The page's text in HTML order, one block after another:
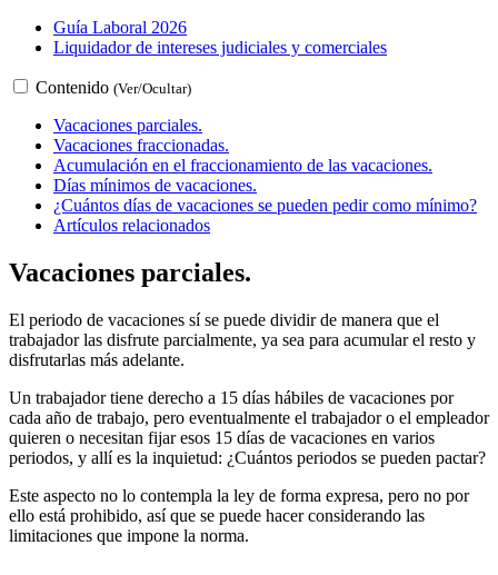
Guía Laboral 2026
Liquidador de intereses judiciales y comerciales
Contenido (Ver/Ocultar)
Vacaciones parciales.
Vacaciones fraccionadas.
Acumulación en el fraccionamiento de las vacaciones.
Días mínimos de vacaciones.
¿Cuántos días de vacaciones se pueden pedir como mínimo?
Artículos relacionados
Vacaciones parciales.
El periodo de vacaciones sí se puede dividir de manera que el
trabajador las disfrute parcialmente, ya sea para acumular el resto y
disfrutarlas más adelante.
Un trabajador tiene derecho a 15 días hábiles de vacaciones por
cada año de trabajo, pero eventualmente el trabajador o el empleador
quieren o necesitan fijar esos 15 días de vacaciones en varios
periodos, y allí es la inquietud: ¿Cuántos periodos se pueden pactar?
Este aspecto no lo contempla la ley de forma expresa, pero no por
ello está prohibido, así que se puede hacer considerando las
limitaciones que impone la norma.